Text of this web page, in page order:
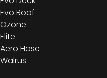
Evo Roof
Ozone
Elite
Aero Hose
Walrus